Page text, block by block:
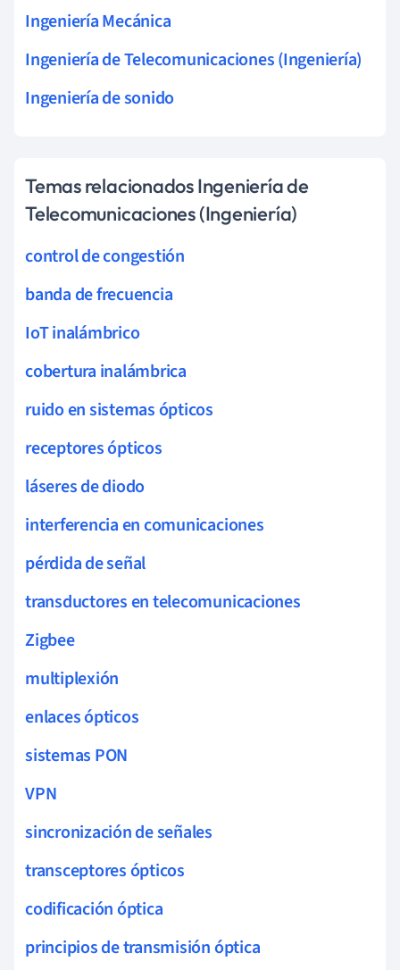
Ingeniería Mecánica
Ingeniería de Telecomunicaciones (Ingeniería)
Ingeniería de sonido
Temas relacionados Ingeniería de
Telecomunicaciones (Ingeniería)
control de congestión
banda de frecuencia
IoT inalámbrico
cobertura inalámbrica
ruido en sistemas ópticos
receptores ópticos
láseres de diodo
interferencia en comunicaciones
pérdida de señal
transductores en telecomunicaciones
Zigbee
multiplexión
enlaces ópticos
sistemas PON
VPN
sincronización de señales
transceptores ópticos
codificación óptica
principios de transmisión óptica